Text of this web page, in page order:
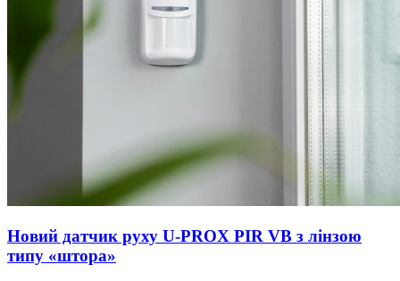
Новий датчик руху U-PROX PIR VB з лінзою
типу «штора»